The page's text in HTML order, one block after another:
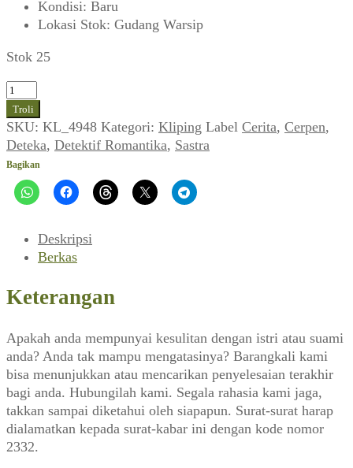
Kondisi: Baru
Lokasi Stok: Gudang Warsip
Stok 25
Kuantitas
Deteka
~
Suatu
Riset
yang
Berhasil
Romantika,
Troli
SKU: KL_4948 Kategori: Kliping Label Cerita, Cerpen,
Deteka, Detektif Romantika, Sastra
Bagikan
Deskripsi
Berkas
Keterangan
Apakah anda mempunyai kesulitan dengan istri atau suami
anda? Anda tak mampu mengatasinya? Barangkali kami
bisa menunjukkan atau mencarikan penyelesaian terakhir
bagi anda. Hubungilah kami. Segala rahasia kami jaga,
takkan sampai diketahui oleh siapapun. Surat-surat harap
dialamatkan kepada surat-kabar ini dengan kode nomor
2332.